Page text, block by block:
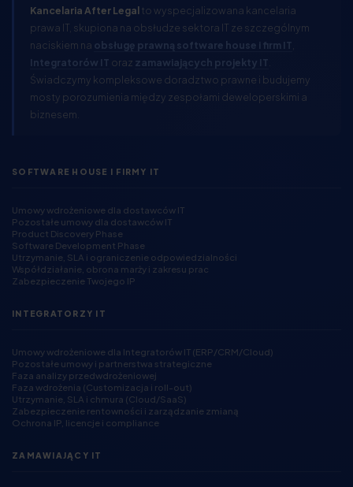
Kancelaria After Legalto wyspecjalizowana kancelaria
prawa IT, skupiona na obsłudze sektora IT ze szczególnym
naciskiem na obsługę prawną software house i firm IT,
Integratorów IT oraz zamawiających projekty IT.
Świadczymy kompleksowe doradztwo prawne i budujemy
mosty porozumienia między zespołami deweloperskimi a
biznesem.
SOFTWARE HOUSE I FIRMY IT
Umowy wdrożeniowe dla dostawców IT
Pozostałe umowy dla dostawców IT
Product Discovery Phase
Software Development Phase
Utrzymanie, SLA i ograniczenie odpowiedzialności
Współdziałanie, obrona marży i zakresu prac
Zabezpieczenie Twojego IP
INTEGRATORZY IT
Umowy wdrożeniowe dla Integratorów IT (ERP/CRM/Cloud)
Pozostałe umowy i partnerstwa strategiczne
Faza analizy przedwdrożeniowej
Faza wdrożenia (Customizacja i roll-out)
Utrzymanie, SLA i chmura (Cloud/SaaS)
Zabezpieczenie rentowności i zarządzanie zmianą
Ochrona IP, licencje i compliance
ZAMAWIAJĄCY IT